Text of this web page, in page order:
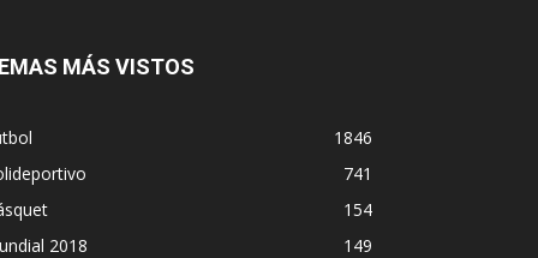
MÁS VISTOS
1846
741
154
2018
149